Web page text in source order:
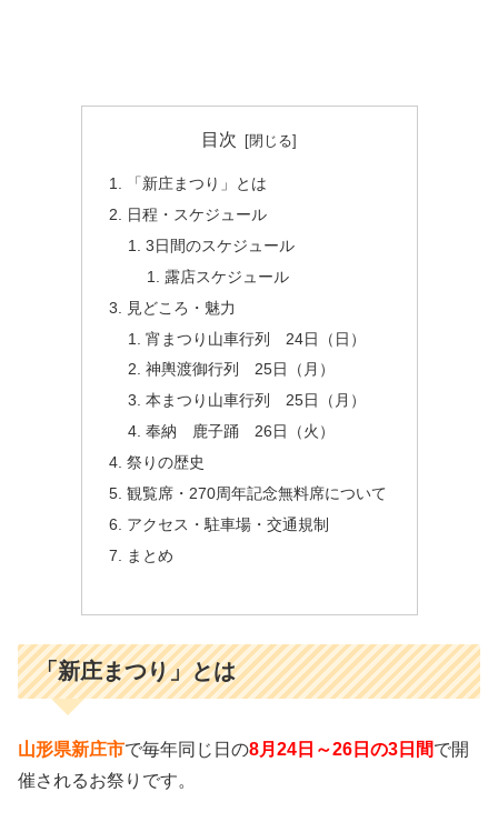
目次
「新庄まつり」とは
日程・スケジュール
3日間のスケジュール
露店スケジュール
見どころ・魅力
宵まつり山車行列 24日（日）
神輿渡御行列 25日（月）
本まつり山車行列 25日（月）
奉納 鹿子踊 26日（火）
祭りの歴史
観覧席・270周年記念無料席について
アクセス・駐車場・交通規制
まとめ
「新庄まつり」とは
山形県新庄市で毎年同じ日の8月24日～26日の3日間で開
催されるお祭りです。